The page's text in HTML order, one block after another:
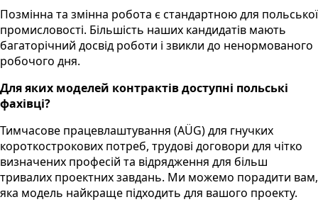
Позмінна та змінна робота є стандартною для польської
промисловості. Більшість наших кандидатів мають
багаторічний досвід роботи і звикли до ненормованого
робочого дня.
Для яких моделей контрактів доступні польські
фахівці?
Тимчасове працевлаштування (AÜG) для гнучких
короткострокових потреб, трудові договори для чітко
визначених професій та відрядження для більш
тривалих проектних завдань. Ми можемо порадити вам,
яка модель найкраще підходить для вашого проекту.